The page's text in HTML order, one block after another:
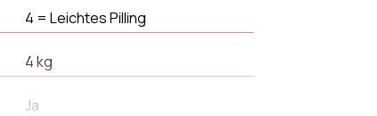
4 = Leichtes Pilling
4 kg
Ja